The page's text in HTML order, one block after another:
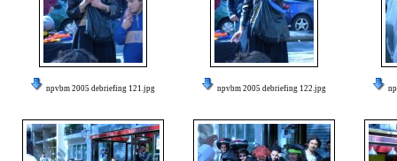
npvbm 2005 debriefing 121.jpg npvbm 2005 debriefing 122.jpg